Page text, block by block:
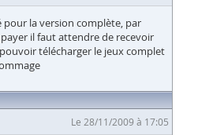
pour la version complète, par
il faut attendre de recevoir
télécharger le jeux complet
Le 28/11/2009 à 17:05